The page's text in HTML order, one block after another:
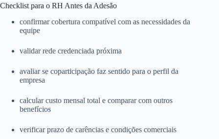
Checklist para o RH Antes da Adesão
confirmar cobertura compatível com as necessidades da
equipe
validar rede credenciada próxima
avaliar se coparticipação faz sentido para o perfil da
empresa
calcular custo mensal total e comparar com outros
benefícios
verificar prazo de carências e condições comerciais